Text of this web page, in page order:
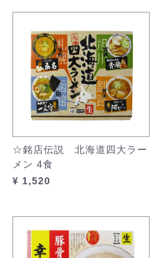
☆銘店伝説 北海道四大ラー
メン 4食
¥ 1,520